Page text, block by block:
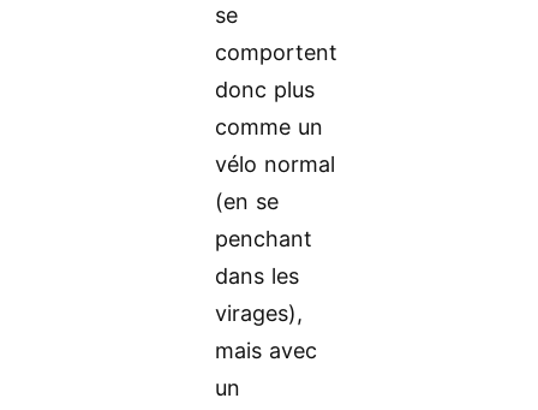
se
comportent
donc plus
comme un
vélo normal
(en se
penchant
dans les
virages),
mais avec
un